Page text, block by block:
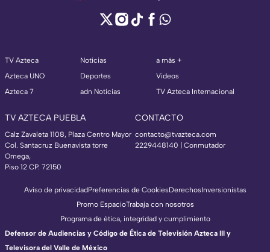
TV Azteca
Azteca UNO
Azteca 7
Noticias
Deportes
adn Noticias
a más +
Videos
TV Azteca Internacional
TV AZTECA PUEBLA
Calz Zavaleta 1108, Plaza Centro Mayor
Col. Santacruz Buenavista torre
Omega,
Piso 12 CP. 72150
CONTACTO
contacto@tvazteca.com
2229448140 | Conmutador
Aviso de privacidadPreferencias de CookiesDerechosInversionistas
Promo EspacioTrabaja con nosotros
Programa de ética, integridad y cumplimiento
Defensor de Audiencias y Código de Ética de Televisión Azteca III y
Televisora del Valle de México